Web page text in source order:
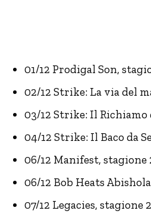
01/12 Prodigal Son,
02/12 Strike: La via del
03/12 Strike: Il Richiamo
04/12 Strike: Il Baco da
06/12 Manifest, stagione
06/12 Bob Heats
07/12 Legacies, stagione 2